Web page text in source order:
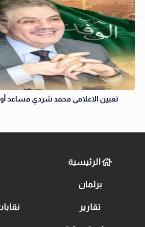
تعيين الاعلامى محمد شردي مساعد
الرئيسية
برلمان
تقارير